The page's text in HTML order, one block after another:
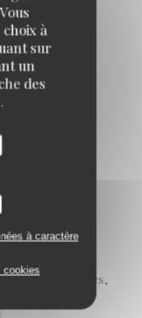
à
sur
un
des
à caractère
cookies
Privatisation,
Chèques Vacances,